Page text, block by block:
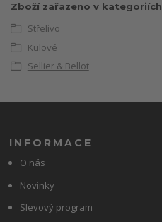
Zboží zařazeno v kategoriích
Střelivo
Kulové
Sellier & Bellot
INFORMACE
O nás
Novinky
Slevový program